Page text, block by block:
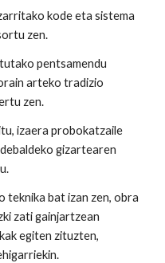
kode eta sistema
zen.
pentsamendu
arteko tradizio
zen.
izaera probokatzaile
gizartearen
bat izan zen, obra
zati gainjartzean
egiten zituzten,